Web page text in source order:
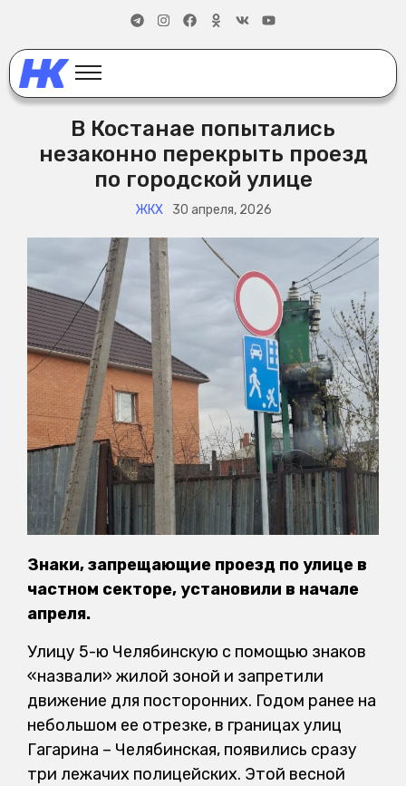
В Костанае попытались
незаконно перекрыть проезд
по городской улице
ЖКХ 30 апреля, 2026
Знаки, запрещающие проезд по улице в
частном секторе, установили в начале
апреля.
Улицу 5-ю Челябинскую с помощью знаков
«назвали» жилой зоной и запретили
движение для посторонних. Годом ранее на
небольшом ее отрезке, в границах улиц
Гагарина – Челябинская, появились сразу
три лежачих полицейских. Этой весной